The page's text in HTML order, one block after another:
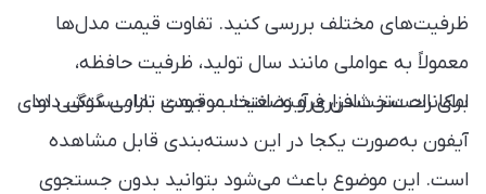
ظرفیت‌های مختلف بررسی کنید. تفاوت قیمت مدل‌ها
معمولاً به عواملی مانند سال تولید، ظرفیت حافظه،
امکانات سخت‌افزاری و وضعیت موجودی بازار بستگی دارد.
برای راحت‌تر شدن فرآیند انتخاب، قیمت تمامی گوشی های
آیفون به‌صورت یکجا در این دسته‌بندی قابل مشاهده
است. این موضوع باعث می‌شود بتوانید بدون جستجوی